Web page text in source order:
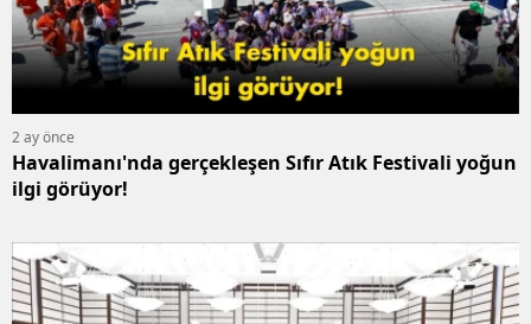
2 ay önce
Havalimanı'nda gerçekleşen Sıfır Atık Festivali yoğun
ilgi görüyor!